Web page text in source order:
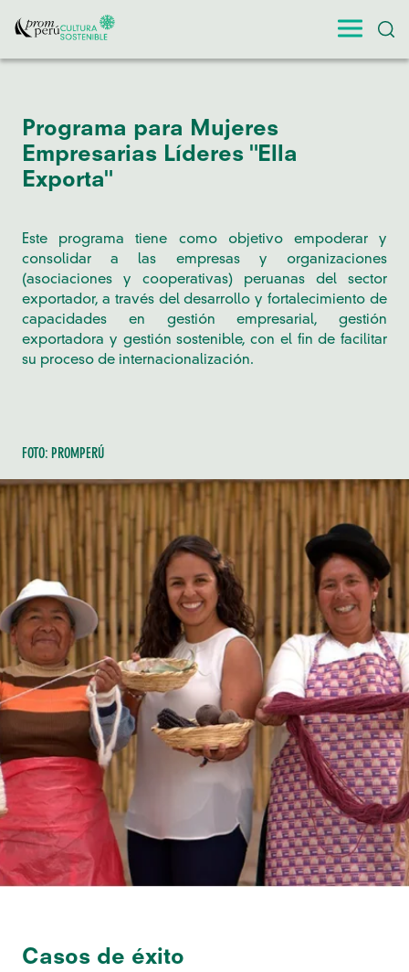
Programa para Mujeres
Empresarias Líderes "Ella
Exporta"
Este programa tiene como objetivo empoderar y
consolidar a las empresas y organizaciones
(asociaciones y cooperativas) peruanas del sector
exportador, a través del desarrollo y fortalecimiento de
capacidades en gestión empresarial, gestión
exportadora y gestión sostenible, con el fin de facilitar
su proceso de internacionalización.
FOTO: PROMPERÚ
Casos de éxito